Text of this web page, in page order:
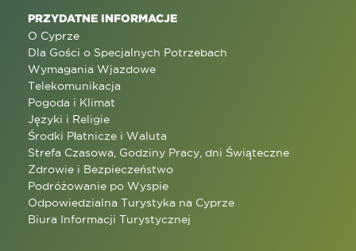
PRZYDATNE INFORMACJE
O Cyprze
Dla Gości o Specjalnych Potrzebach
Wymagania Wjazdowe
Telekomunikacja
Pogoda i Klimat
Języki i Religie
Środki Płatnicze i Waluta
Strefa Czasowa, Godziny Pracy, dni Świąteczne
Zdrowie i Bezpieczeństwo
Podróżowanie po Wyspie
Odpowiedzialna Turystyka na Cyprze
Biura Informacji Turystycznej